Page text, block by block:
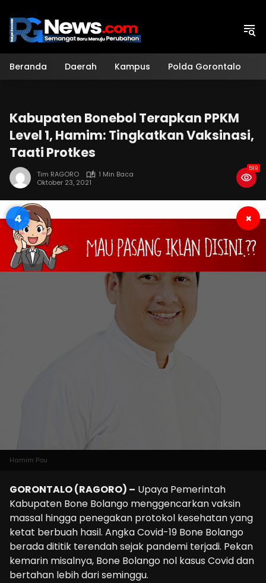
konten
Beranda Daerah Kampus Polda Gorontalo
Kabupaten Bonebol Terapkan PPKM
Level 1, Hamim: Tingkatkan Vaksinasi,
Taati Protkes
Tim RAGORO
1 Min Baca
Oktober 23, 2021
519
4 ×
Hamim Pou
GORONTALO (RAGORO) – Upaya Pemerintah
Kabupaten Bone Bolango menggencarkan vaksin
massal hingga penegakan protokol kesehatan yang
ketat berbuah hasil. Angka Covid-19 Bone Bolango
berada dititik terendah sejak pandemi terjadi. Pekan
kemarin misalnya, Bone Bolango nol kasus Covid dan
bertahan lebih dari seminggu.